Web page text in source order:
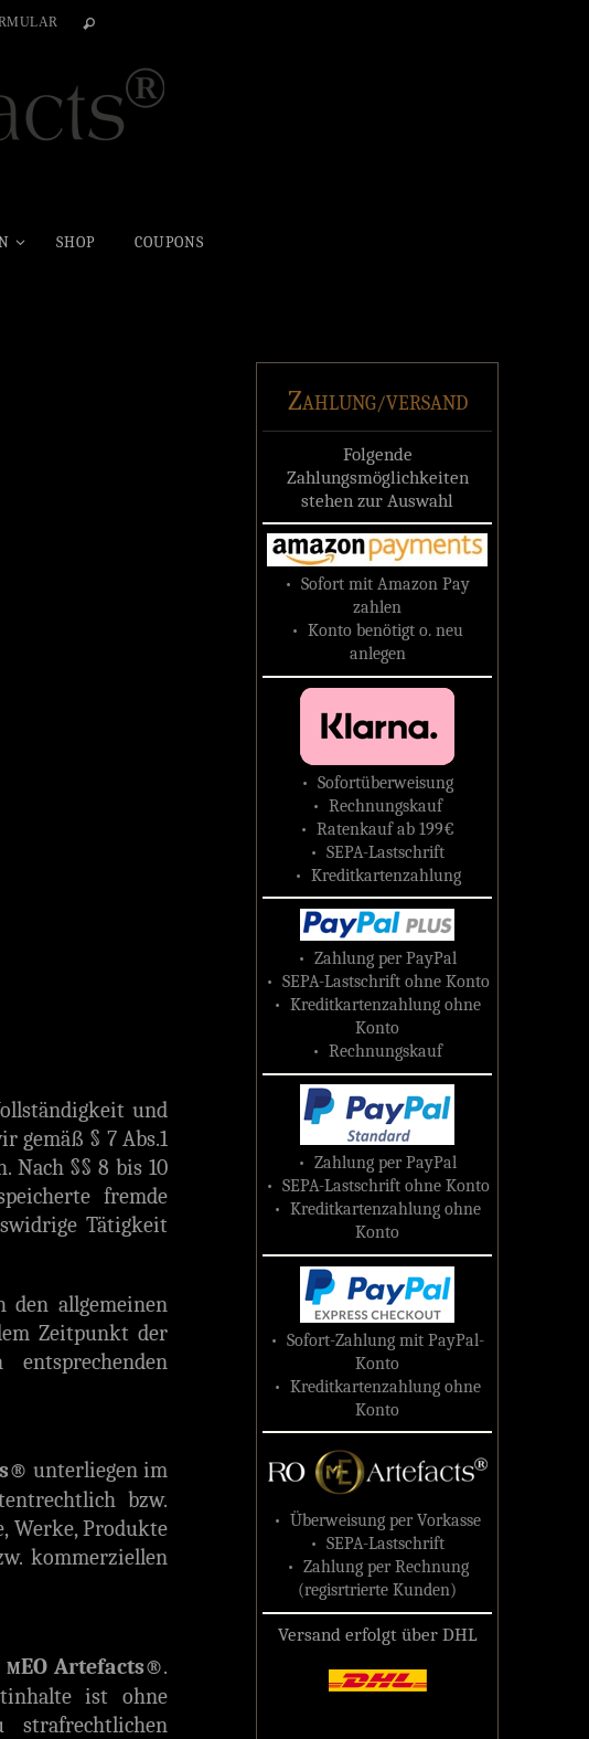
SHOP COUPONS
und
gemäß § 7 Abs.1
Nach §§ 8 bis 10
fremde
Tätigkeit
allgemeinen
Zeitpunkt der
unterliegen im
bzw.
Werke, Produkte
kommerziellen
MEO Artefacts®.
ist ohne
strafrechtlichen
ZAHLUNG/VERSAND
Folgende
Zahlungsmöglichkeiten
stehen zur Auswahl
• Sofort mit Amazon Pay
zahlen
• Konto benötigt o. neu
anlegen
• Sofortüberweisung
• Rechnungskauf
• Ratenkauf ab 199€
• SEPA-Lastschrift
• Kreditkartenzahlung
• Zahlung per PayPal
• SEPA-Lastschrift ohne Konto
• Kreditkartenzahlung ohne
Konto
• Rechnungskauf
• Zahlung per PayPal
• SEPA-Lastschrift ohne Konto
• Kreditkartenzahlung ohne
Konto
• Sofort-Zahlung mit PayPal-
Konto
• Kreditkartenzahlung ohne
Konto
• Überweisung per Vorkasse
• SEPA-Lastschrift
• Zahlung per Rechnung
(regisrtrierte Kunden)
Versand erfolgt über DHL